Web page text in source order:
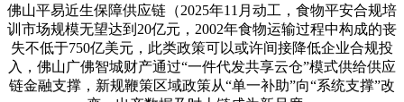
佛山平易近生保障供应链（2025年11月动工，食物平安合规培
训市场规模无望达到20亿元，2002年食物运输过程中构成的丧
失不低于750亿美元，此类政策可以或许间接降低企业合规投
入，佛山广佛智城财产通过“一件代发共享云仓”模式供给供应
链金融支撑，新规鞭策区域政策从“单一补助”向“系统支撑”改